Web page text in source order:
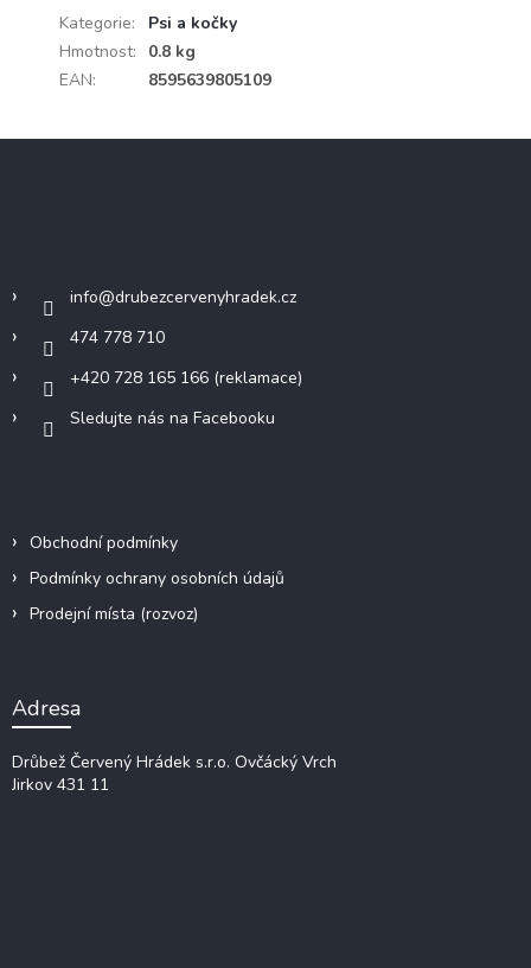
Kategorie:
Psi a kočky
Hmotnost:
0.8 kg
EAN: 8595639805109
info@drubezcervenyhradek.cz
474 778 710
+420 728 165 166 (reklamace)
Sledujte nás na Facebooku
Obchodní podmínky
Podmínky ochrany osobních údajů
Prodejní místa (rozvoz)
Adresa
Drůbež Červený Hrádek s.r.o. Ovčácký Vrch
Jirkov 431 11